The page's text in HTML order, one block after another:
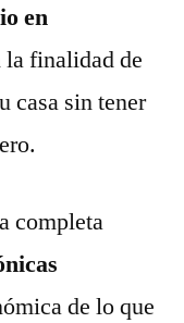
en
la finalidad de
casa sin tener
completa
de lo que